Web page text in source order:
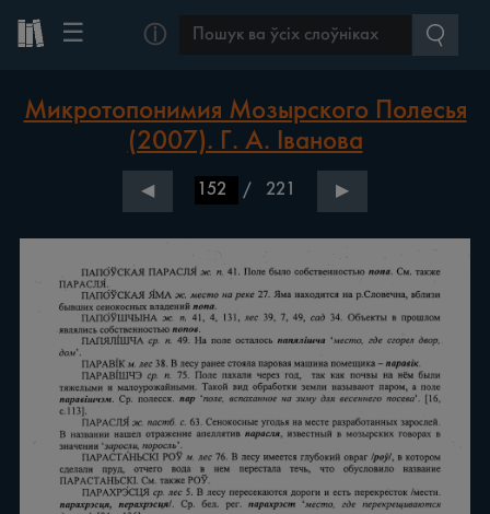
☰ ⓘ
Микротопонимия Мозырского Полесья
(2007). Г. А. Іванова
◀ / 221 ▶